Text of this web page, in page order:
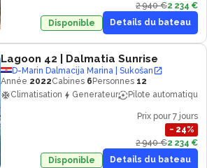
2 940 €2 234 €
Disponible
Details du bateau
Lagoon 42 | Dalmatia Sunrise
D-Marin Dalmacija Marina | Sukošan
Année 2022Cabines 6 Personnes 12
Climatisation
Generateur Pilote automatique
Prix pour 7 jours
− 24%
2 940 €2 234 €
Disponible
Details du bateau